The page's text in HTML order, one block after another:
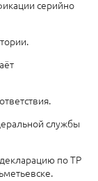
серийно
службы
по ТР